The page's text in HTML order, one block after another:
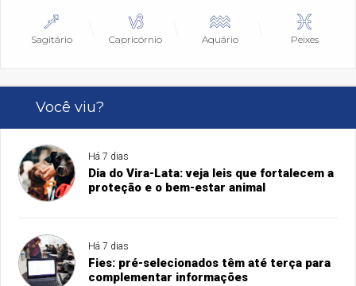
Sagitário Capricórnio Aquário Peixes
Você viu?
Há 7 dias
Dia do Vira-Lata: veja leis que fortalecem a
proteção e o bem-estar animal
Há 7 dias
Fies: pré-selecionados têm até terça para
complementar informações